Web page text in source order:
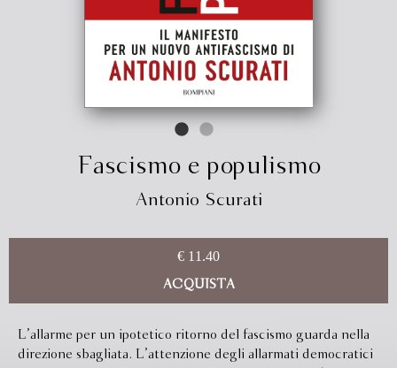
Fascismo e populismo
Antonio Scurati
€ 11.40
ACQUISTA
L’allarme per un ipotetico ritorno del fascismo guarda nella
direzione sbagliata. L’attenzione degli allarmati democratici